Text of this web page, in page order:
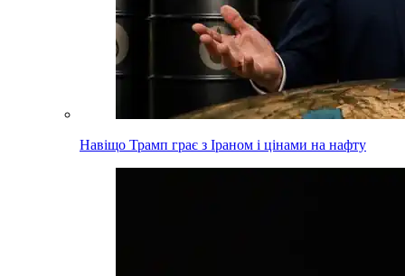
Навіщо Трамп грає з Іраном і цінами на нафту